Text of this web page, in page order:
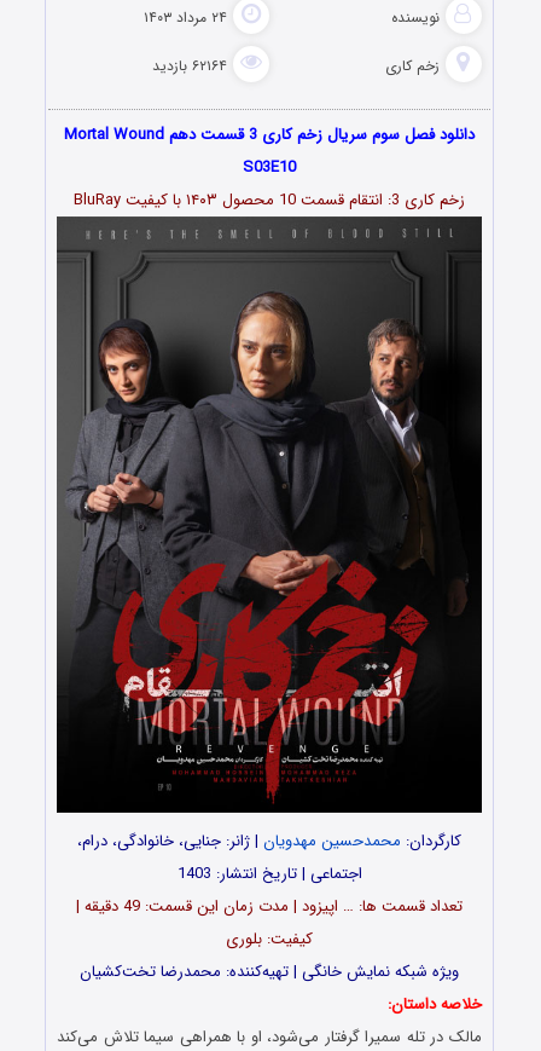
نویسنده ۲۴ مرداد ۱۴۰۳
زخم کاری ۶۲۱۶۴ بازدید
دانلود فصل سوم سریال زخم کاری 3 قسمت دهم Mortal Wound
S03E10
زخم کاری 3: انتقام قسمت
10 محصول ۱۴۰۳ با کیفیت BluRay
کارگردان: محمدحسین مهدویان | ژانر: جنایی، خانوادگی، درام،
اجتماعی | تاریخ انتشار: 1403
تعداد قسمت‌ ها: … اپیزود | مدت زمان این قسمت: 49 دقیقه |
کیفیت: بلوری
ویژه شبکه نمایش خانگی | تهیه‌کننده: محمدرضا تخت‌کشیان
خلاصه داستان:
مالک در تله سمیرا گرفتار می‌شود، او با همراهی سیما تلاش می‌کند